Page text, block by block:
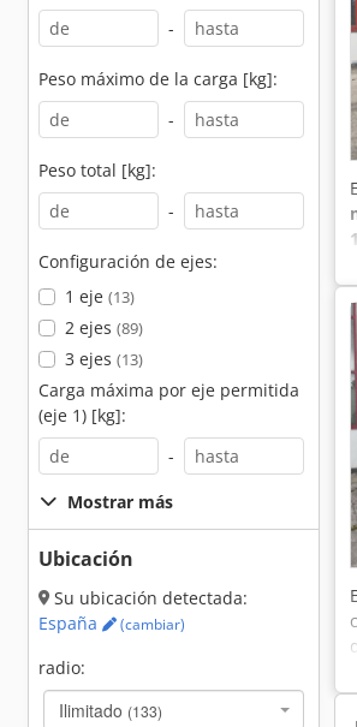
-
Peso máximo de la carga [kg]:
-
Peso total [kg]:
-
Configuración de ejes:
1 eje (13)
2 ejes (89)
3 ejes (13)
Carga máxima por eje permitida
(eje 1) [kg]:
-
Mostrar más
Ubicación
Su ubicación detectada:
España
(cambiar)
radio:
Ilimitado (133)